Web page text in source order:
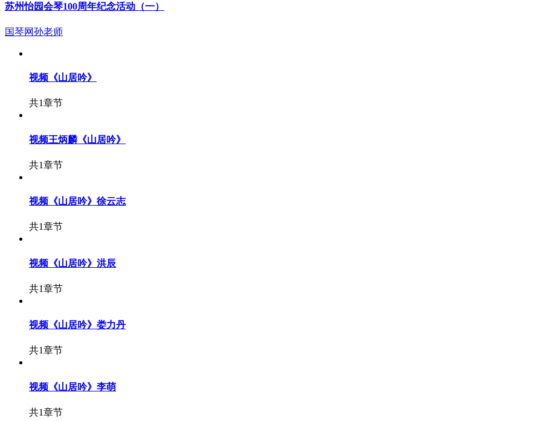
苏州怡园会琴100周年纪念活动（一）
国琴网孙老师
视频 《山居吟》
共1章节
视频王炳麟《山居吟》
共1章节
视频 《山居吟》徐云志
共1章节
视频 《山居吟》洪辰
共1章节
视频 《山居吟》娄力丹
共1章节
视频 《山居吟》李萌
共1章节